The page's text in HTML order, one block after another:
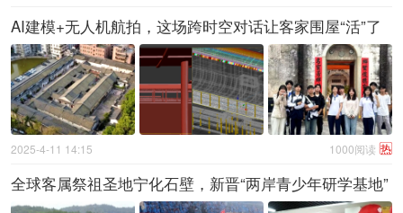
AI建模+无人机航拍，这场跨时空对话让客家围屋“活”了
热
1000阅读
2025-4-11 14:15
全球客属祭祖圣地宁化石壁，新晋“两岸青少年研学基地”